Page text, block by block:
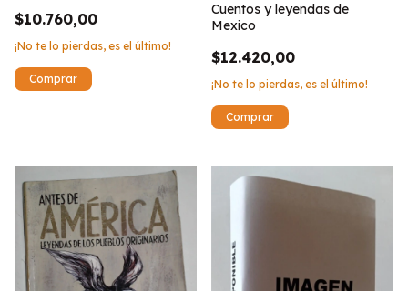
$10.760,00
¡No te lo pierdas, es el último!
Cuentos y leyendas de
Mexico
$12.420,00
¡No te lo pierdas, es el último!